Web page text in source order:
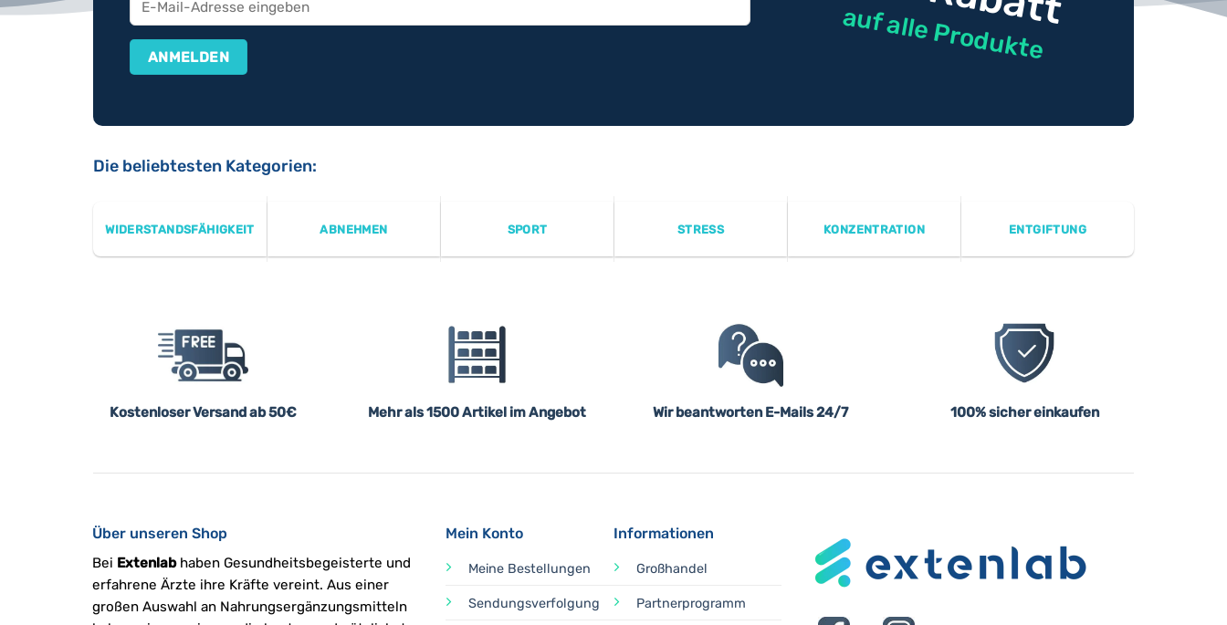
auf alle Produkte
Die beliebtesten Kategorien:
WIDERSTANDSFÄHIGKEIT ABNEHMEN SPORT STRESS KONZENTRATION ENTGIFTUNG
Kostenloser Versand ab 50€ Mehr als 1500 Artikel im Angebot Wir beantworten E-Mails 24/7 100% sicher einkaufen
Über unseren Shop
Bei Extenlabhaben Gesundheitsbegeisterte und
erfahrene Ärzte ihre Kräfte vereint. Aus einer
großen Auswahl an Nahrungsergänzungsmitteln
Mein Konto
Meine Bestellungen
Sendungsverfolgung
Informationen
Großhandel
Partnerprogramm